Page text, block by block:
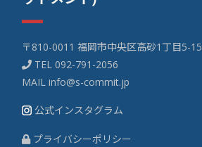
〒810-0011 福岡市中央区高砂1丁目5-15
TEL092-791-2056
MAILinfo@s-commit.jp
公式インスタグラム
プライバシーポリシー